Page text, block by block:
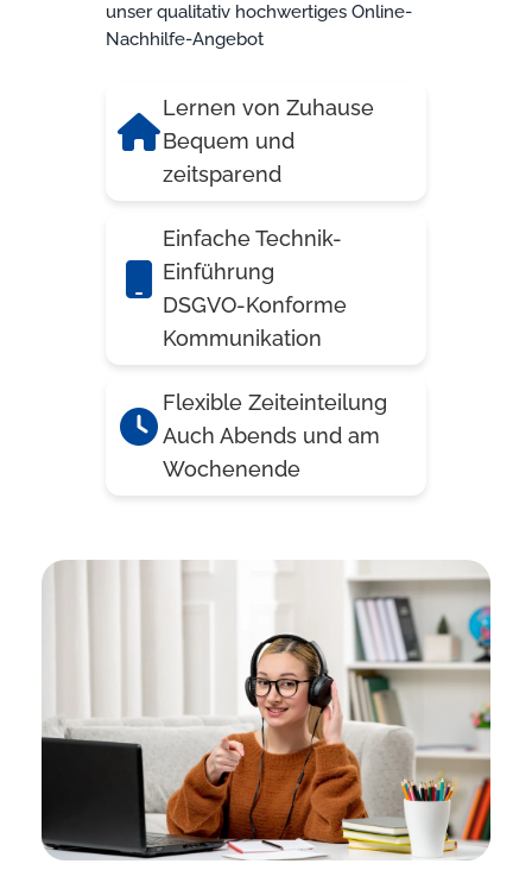
unser qualitativ hochwertiges Online-
Nachhilfe-Angebot
Lernen von Zuhause
Bequem und
zeitsparend
Einfache Technik-
Einführung
DSGVO-Konforme
Kommunikation
Flexible Zeiteinteilung
Auch Abends und am
Wochenende